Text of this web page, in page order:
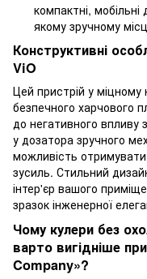
компактні,
якому зручному
Конструктивні
ViO
Цей пристрій у міцному
безпечного харчового
до негативного впливу
у дозатора зручного
можливість
зусиль. Стильний
інтер'єр вашого
зразок інженерної
Чому кулери без
варто вигідніше
Company»?